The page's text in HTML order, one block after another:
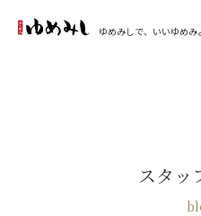
ゆめみしで、いいゆめ
スタッ